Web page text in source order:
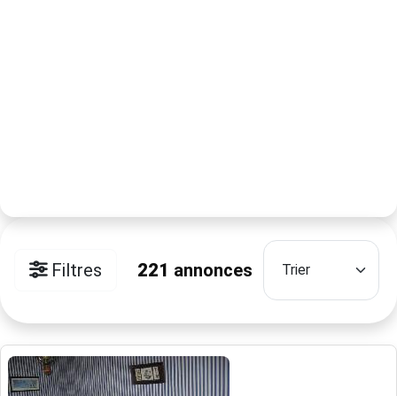
Filtres 221 annonces